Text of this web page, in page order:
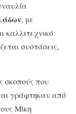
, με
καλλιτεχνικό
συστάσεις,
σκοπούς που
γράφτηκαν από
Μίκη